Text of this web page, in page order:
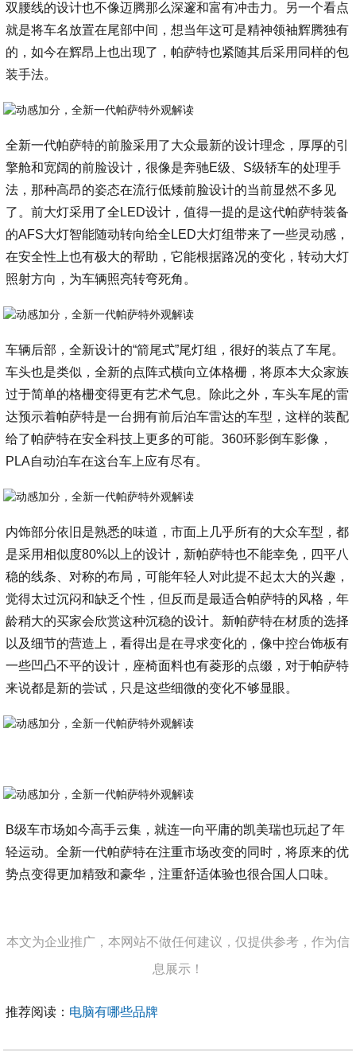
双腰线的设计也不像迈腾那么深邃和富有冲击力。另一个看点
就是将车名放置在尾部中间，想当年这可是精神领袖辉腾独有
的，如今在辉昂上也出现了，帕萨特也紧随其后采用同样的包
装手法。
全新一代帕萨特的前脸采用了大众最新的设计理念，厚厚的引
擎舱和宽阔的前脸设计，很像是奔驰E级、S级轿车的处理手
法，那种高昂的姿态在流行低矮前脸设计的当前显然不多见
了。前大灯采用了全LED设计，值得一提的是这代帕萨特装备
的AFS大灯智能随动转向给全LED大灯组带来了一些灵动感，
在安全性上也有极大的帮助，它能根据路况的变化，转动大灯
照射方向，为车辆照亮转弯死角。
车辆后部，全新设计的“箭尾式”尾灯组，很好的装点了车尾。
车头也是类似，全新的点阵式横向立体格栅，将原本大众家族
过于简单的格栅变得更有艺术气息。除此之外，车头车尾的雷
达预示着帕萨特是一台拥有前后泊车雷达的车型，这样的装配
给了帕萨特在安全科技上更多的可能。360环影倒车影像，
PLA自动泊车在这台车上应有尽有。
内饰部分依旧是熟悉的味道，市面上几乎所有的大众车型，都
是采用相似度80%以上的设计，新帕萨特也不能幸免，四平八
稳的线条、对称的布局，可能年轻人对此提不起太大的兴趣，
觉得太过沉闷和缺乏个性，但反而是最适合帕萨特的风格，年
龄稍大的买家会欣赏这种沉稳的设计。新帕萨特在材质的选择
以及细节的营造上，看得出是在寻求变化的，像中控台饰板有
一些凹凸不平的设计，座椅面料也有菱形的点缀，对于帕萨特
来说都是新的尝试，只是这些细微的变化不够显眼。
B级车市场如今高手云集，就连一向平庸的凯美瑞也玩起了年
轻运动。全新一代帕萨特在注重市场改变的同时，将原来的优
势点变得更加精致和豪华，注重舒适体验也很合国人口味。
本文为企业推广，本网站不做任何建议，仅提供参考，作为信
息展示！
推荐阅读： 电脑有哪些品牌